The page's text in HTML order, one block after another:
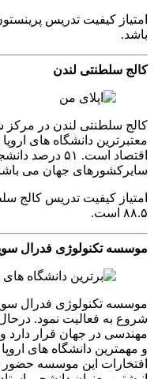
باشد.
کالج سلطنتی لندن
کالج سلطنتی لندن در مرکز
معتبرترین دانشگاه های
اقتصاد است. ۵۱
سایرکشورهای جهان می
۸۸.۵ است.
موسسه تکنولوژی فدرال
مهندسی در جهان قرار دارد
و مهمترین دانشگاه های